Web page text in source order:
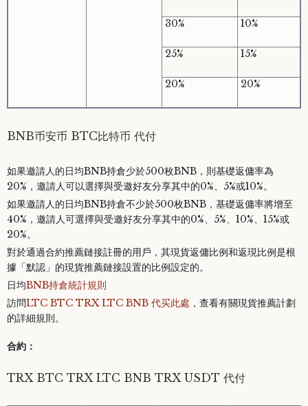
30% 10%
25% 15%
20% 20%
BNB币安币 BTC比特币 代付
如果邀請人的日均BNB持倉少於500枚BNB，則基礎返傭率為
20%，邀請人可以選擇與受邀好友分享其中的0%、5%或10%。
如果邀請人的日均BNB持倉不少於500枚BNB，基礎返傭率將增至
40%，邀請人可選擇與受邀好友分享其中的0%、5%、10%、15%或
20%。
對於通過合約推薦鏈接註冊的用戶，其現貨返傭比例和返現比例是根
據「默認」的現貨推薦鏈接設置的比例設定的。
日均BNB持倉統計規則
訪問LTC BTC TRX LTC BNB 代买此處 ，查看有關現貨推薦計劃
的詳細規則。
合約：
TRX BTC TRX LTC BNB TRX USDT 代付